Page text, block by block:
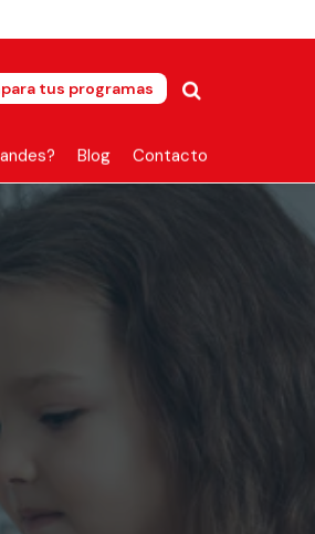
tus programas
Blog Contacto